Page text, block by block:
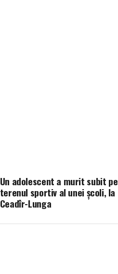
Un adolescent a murit subit pe
terenul sportiv al unei școli, la
Ceadîr-Lunga